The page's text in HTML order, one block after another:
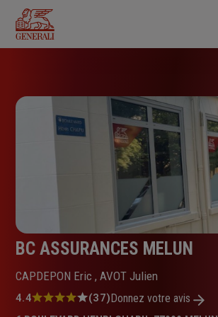
contenu
principal
BC ASSURANCES MELUN
CAPDEPON Eric , AVOT Julien
Note
4.4 (37)Donnez votre avis